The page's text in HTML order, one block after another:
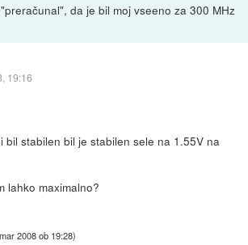
da je bil moj vseeno za 300 MHz
19:16
bil stabilen bil je stabilen sele na 1.55V na
lahko maximalno?
2008 ob 19:28)